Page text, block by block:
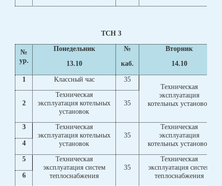
ТСН 3
№
ур.
Понедельник
13.10
№
каб.
Вторник
14.10
1
Классный час
35
Техническая
эксплуатация
котельных установок
2
Техническая
эксплуатация котельных
установок
35
3
Техническая
эксплуатация котельных
установок
35
Техническая
эксплуатация
котельных установок
4
5
Техническая
эксплуатация систем
теплоснабжения
35
Техническая
эксплуатация систем
теплоснабжения
6